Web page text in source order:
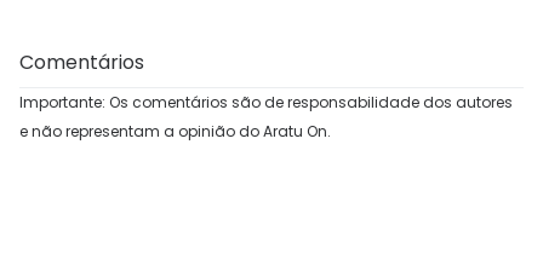
Comentários
Importante: Os comentários são de responsabilidade dos autores
e não representam a opinião do Aratu On.